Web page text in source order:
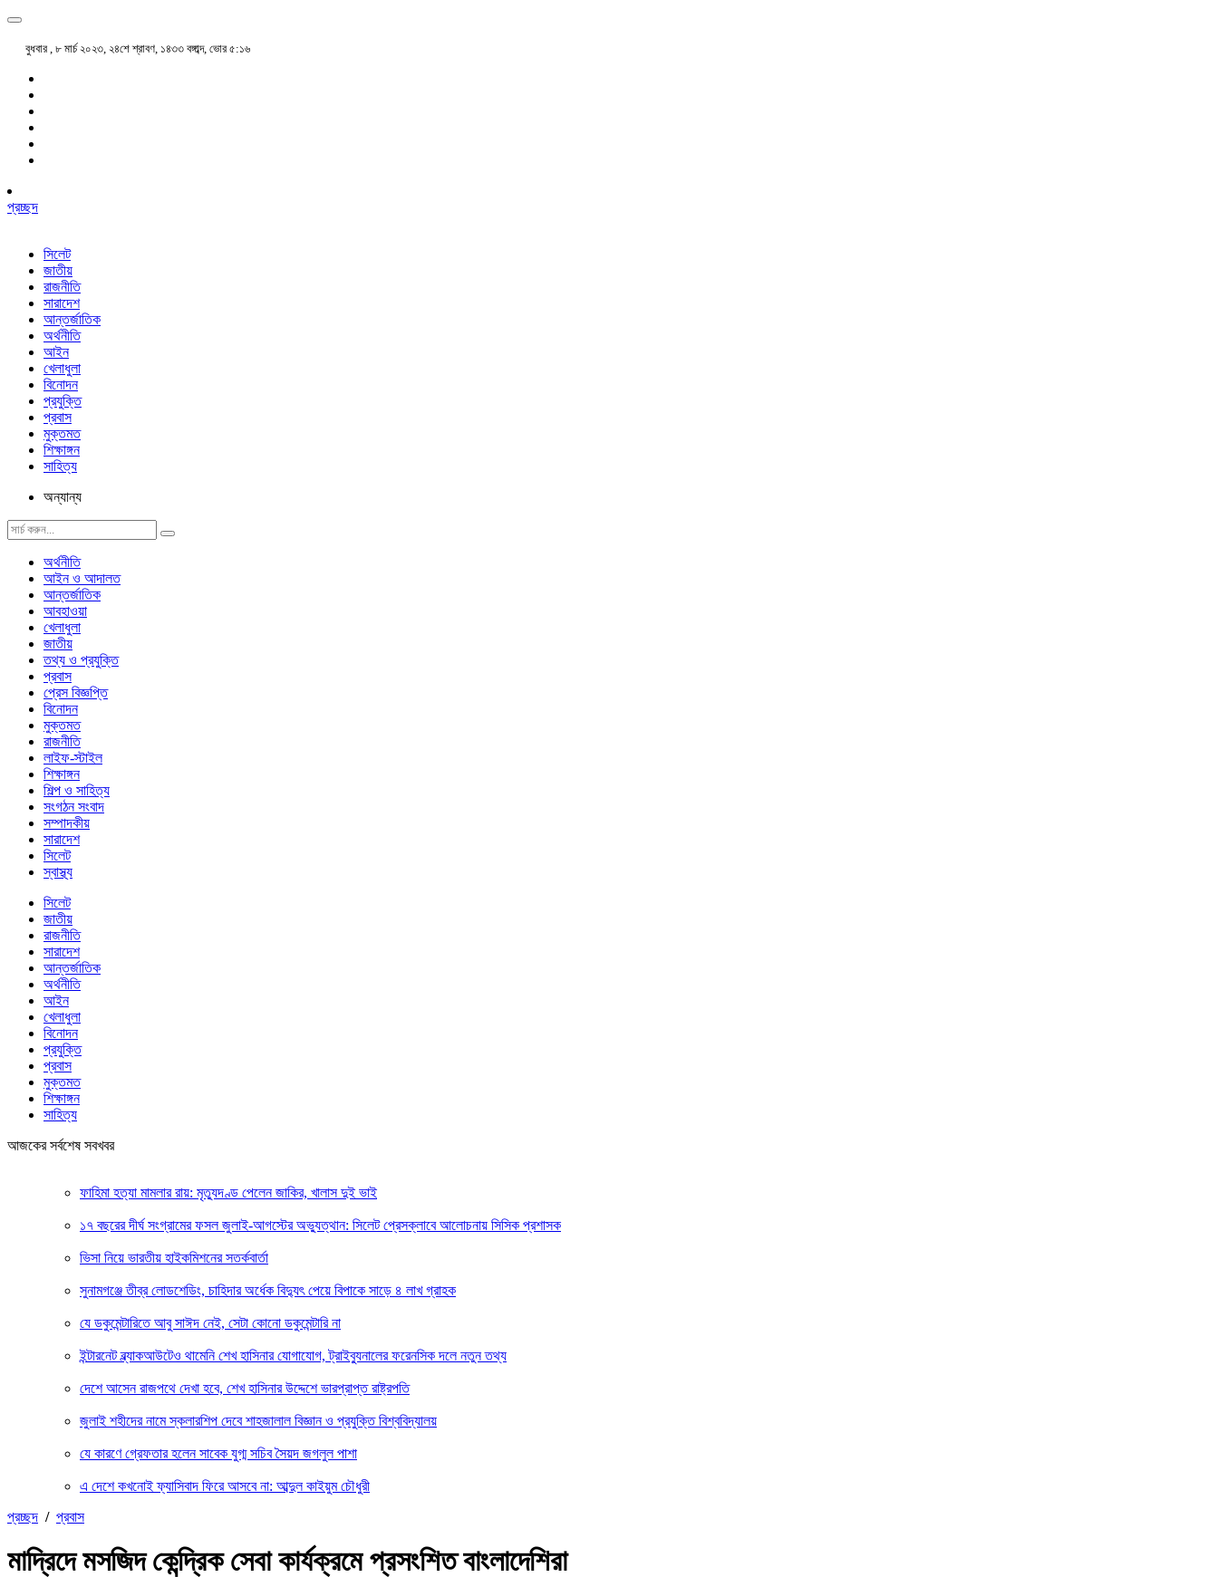
বুধবার , ৮ মার্চ ২০২৩, ২৪শে শ্রাবণ, ১৪৩৩ বঙ্গাব্দ, ভোর ৫:১৬
প্রচ্ছদ
সিলেট
জাতীয়
রাজনীতি
সারাদেশ
আন্তর্জাতিক
অর্থনীতি
আইন
খেলাধুলা
বিনোদন
প্রযুক্তি
প্রবাস
মুক্তমত
শিক্ষাঙ্গন
সাহিত্য
অন্যান্য
অর্থনীতি
আইন ও আদালত
আন্তর্জাতিক
আবহাওয়া
খেলাধুলা
জাতীয়
তথ্য ও প্রযুক্তি
প্রবাস
প্রেস বিজ্ঞপ্তি
বিনোদন
মুক্তমত
রাজনীতি
লাইফ-স্টাইল
শিক্ষাঙ্গন
শিল্প ও সাহিত্য
সংগঠন সংবাদ
সম্পাদকীয়
সারাদেশ
সিলেট
স্বাস্থ্য
সিলেট
জাতীয়
রাজনীতি
সারাদেশ
আন্তর্জাতিক
অর্থনীতি
আইন
খেলাধুলা
বিনোদন
প্রযুক্তি
প্রবাস
মুক্তমত
শিক্ষাঙ্গন
সাহিত্য
আজকের সর্বশেষ সবখবর
ফাহিমা হত্যা মামলার রায়: মৃত্যুদণ্ড পেলেন জাকির, খালাস দুই ভাই
১৭ বছরের দীর্ঘ সংগ্রামের ফসল জুলাই-আগস্টের অভ্যুত্থান: সিলেট প্রেসক্লাবে আলোচনায় সিসিক প্রশাসক
ভিসা নিয়ে ভারতীয় হাইকমিশনের সতর্কবার্তা
সুনামগঞ্জে তীব্র লোডশেডিং, চাহিদার অর্ধেক বিদ্যুৎ পেয়ে বিপাকে সাড়ে ৪ লাখ গ্রাহক
যে ডকুমেন্টারিতে আবু সাঈদ নেই, সেটা কোনো ডকুমেন্টারি না
ইন্টারনেট ব্ল্যাকআউটেও থামেনি শেখ হাসিনার যোগাযোগ, ট্রাইব্যুনালের ফরেনসিক দলে নতুন তথ্য
দেশে আসেন রাজপথে দেখা হবে, শেখ হাসিনার উদ্দেশে ভারপ্রাপ্ত রাষ্ট্রপতি
জুলাই শহীদের নামে স্কলারশিপ দেবে শাহজালাল বিজ্ঞান ও প্রযুক্তি বিশ্ববিদ্যালয়
যে কারণে গ্রেফতার হলেন সাবেক যুগ্ম সচিব সৈয়দ জগলুল পাশা
এ দেশে কখনোই ফ্যাসিবাদ ফিরে আসবে না: আব্দুল কাইয়ুম চৌধুরী
প্রচ্ছদ / প্রবাস
মাদ্রিদে মসজিদ কেন্দ্রিক সেবা কার্যক্রমে প্রসংশিত বাংলাদেশিরা